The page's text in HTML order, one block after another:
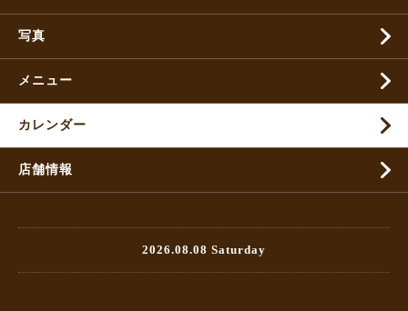
写真
メニュー
カレンダー
店舗情報
2026.08.08 Saturday